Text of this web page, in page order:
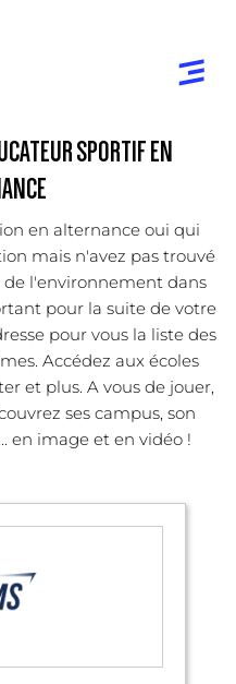
SPORTIF EN
en alternance oui qui
mais n'avez pas trouvé
de l'environnement dans
pour la suite de votre
pour vous la liste des
Accédez aux écoles
et plus. A vous de jouer,
ses campus, son
en image et en vidéo !